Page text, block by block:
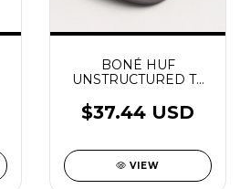
BONÉ HUF
UNSTRUCTURED TT
$37.44 USD
VIEW